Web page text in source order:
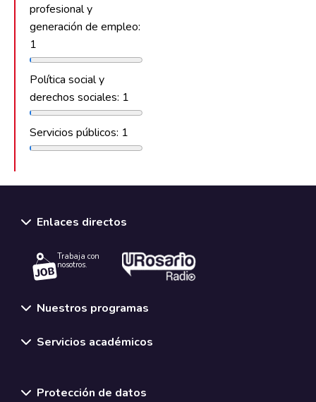
profesional y
generación de empleo:
1
Política social y
derechos sociales: 1
Servicios públicos: 1
Enlaces directos
Trabaja con
nosotros.
Nuestros programas
Servicios académicos
Protección de datos